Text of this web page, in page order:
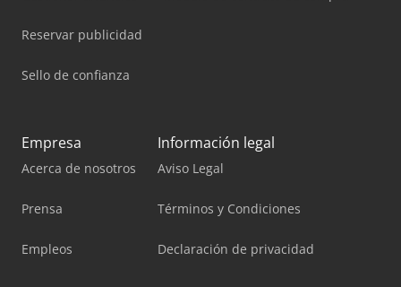
Reservar publicidad
Sello de confianza
Empresa
Acerca de nosotros
Prensa
Empleos
Información legal
Aviso Legal
Términos y Condiciones
Declaración de privacidad